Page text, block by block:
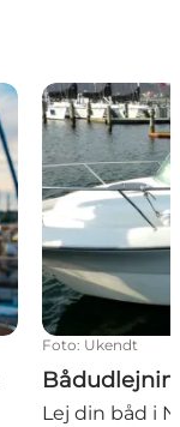
Bådudlejning
Foto: Ukendt
Lej din båd i